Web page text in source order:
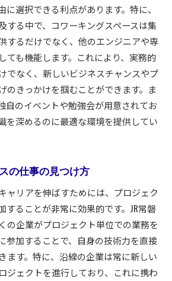
に選択できる利点があります。特に、
する中で、コワーキングスペースは集
するだけでなく、他のエンジニアや専
ても機能します。これにより、実務的
でなく、新しいビジネスチャンスやプ
のきっかけを掴むことができます。ま
自のイベントや勉強会が用意されてお
を深めるのに最適な環境を提供してい
の仕事の見つけ方
ャリアを伸ばすためには、プロジェク
することが非常に効果的です。JR常磐
の企業がプロジェクト単位での業務を
参加することで、自身の技術力を直接
ます。特に、沿線の企業は常に新しい
ジェクトを進行しており、これに携わ